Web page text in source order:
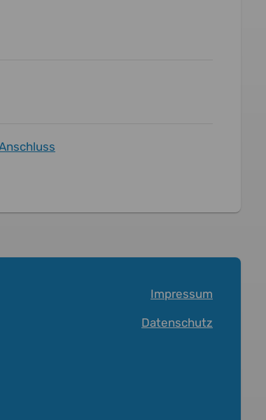
Impressum
Datenschutz